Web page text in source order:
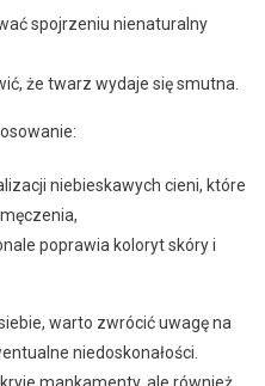
spojrzeniu nienaturalny
że twarz wydaje się smutna.
niebieskawych cieni, które
poprawia koloryt skóry i
warto zwrócić uwagę na
niedoskonałości.
mankamenty, ale również